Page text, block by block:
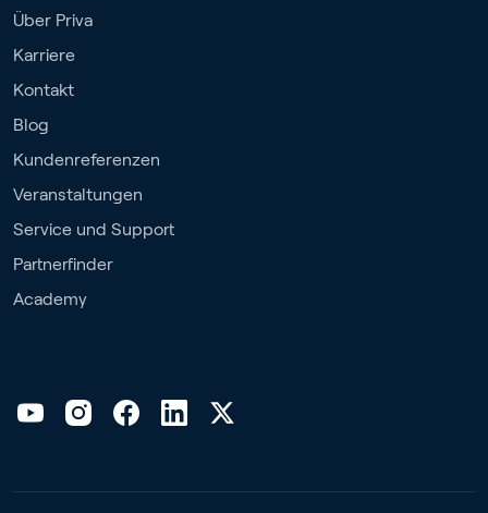
Über Priva
Karriere
Kontakt
Blog
Kundenreferenzen
Veranstaltungen
Service und Support
Partnerfinder
Academy